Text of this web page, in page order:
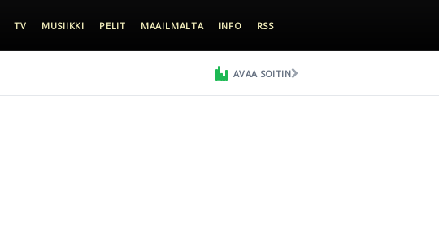
TV MUSIIKKI PELIT MAAILMALTA INFO RSS
AVAA SOITIN